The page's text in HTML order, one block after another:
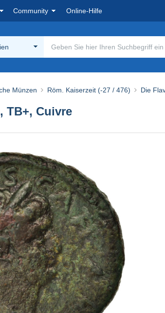
Community Online-Hilfe
Münzen Röm. Kaiserzeit (-27 / 476) Die
TB+, Cuivre